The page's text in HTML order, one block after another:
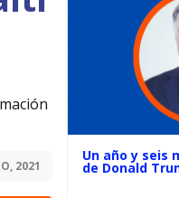
2021
Un año y seis
de Donald